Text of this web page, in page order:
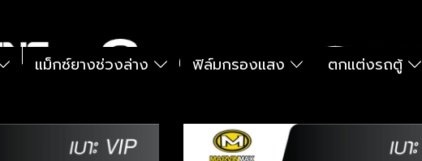
แม็กซ์ยางช่วงล่าง ฟิล์มกรองแสง ตกแต่งรถตู้